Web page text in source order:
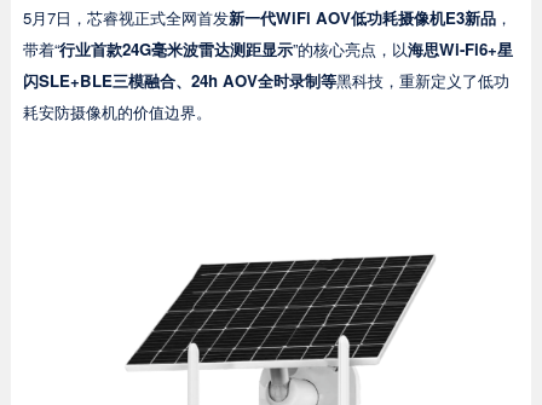
5月7日，芯睿视正式全网首发新一代WiFi AOV低功耗摄像机E3新品，
带着“行业首款24G毫米波雷达测距显示”的核心亮点，以海思Wi-Fi6+星
闪SLE+BLE三模融合、 24h AOV全时录制等黑科技，重新定义了低功
耗安防摄像机的价值边界。